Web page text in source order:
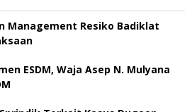
Management Resiko Badiklat
ESDM, Waja Asep N. Mulyana